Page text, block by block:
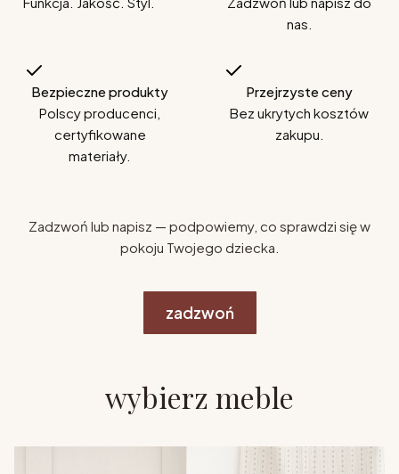
nas.
Bezpieczne produkty
Polscy producenci,
certyfikowane
materiały.
Przejrzyste ceny
Bez ukrytych kosztów
zakupu.
Zadzwoń lub napisz — podpowiemy, co sprawdzi się w
pokoju Twojego dziecka.
zadzwoń
wybierz meble